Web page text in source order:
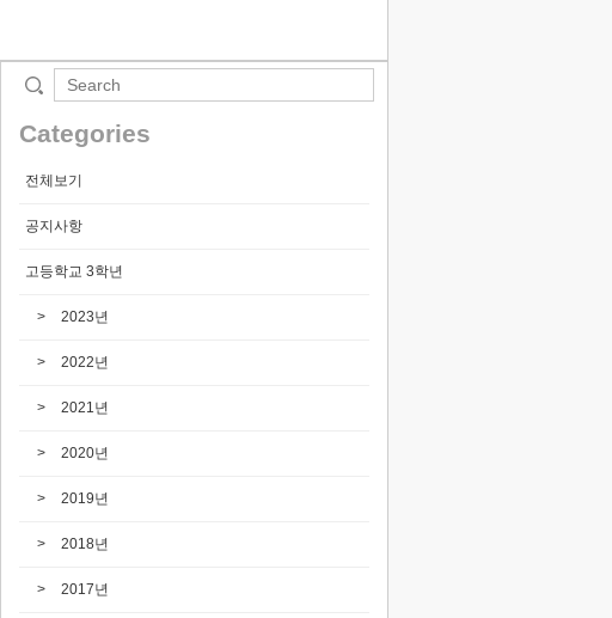
Categories
전체보기
공지사항
고등학교 3학년
2023년
2022년
2021년
2020년
2019년
2018년
2017년